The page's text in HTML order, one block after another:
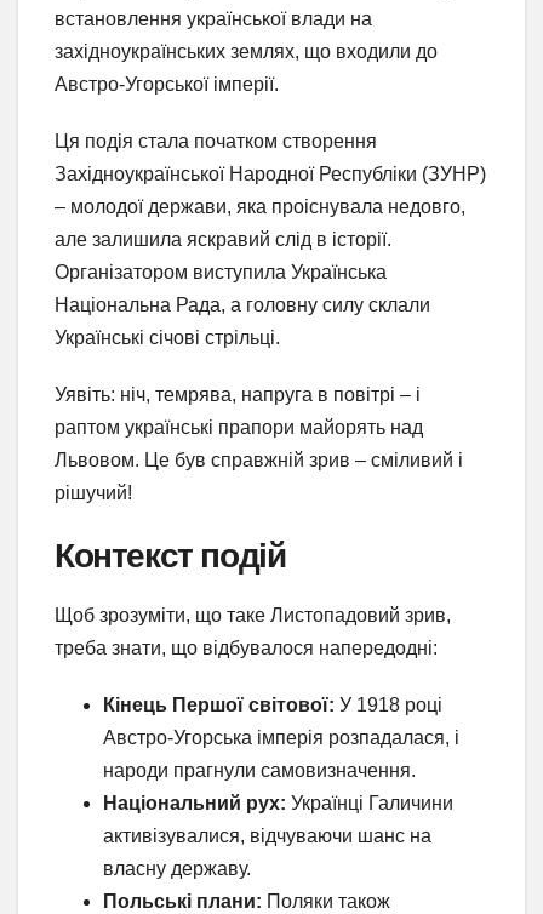
встановлення української влади на
західноукраїнських землях, що входили до
Австро-Угорської імперії.
Ця подія стала початком створення
Західноукраїнської Народної Республіки (ЗУНР)
– молодої держави, яка проіснувала недовго,
але залишила яскравий слід в історії.
Організатором виступила Українська
Національна Рада, а головну силу склали
Українські січові стрільці.
Уявіть: ніч, темрява, напруга в повітрі – і
раптом українські прапори майорять над
Львовом. Це був справжній зрив – сміливий і
рішучий!
Контекст подій
Щоб зрозуміти, що таке Листопадовий зрив,
треба знати, що відбувалося напередодні:
Кінець Першої світової: У 1918 році
Австро-Угорська імперія розпадалася, і
народи прагнули самовизначення.
Національний рух: Українці Галичини
активізувалися, відчуваючи шанс на
власну державу.
Польські плани: Поляки також